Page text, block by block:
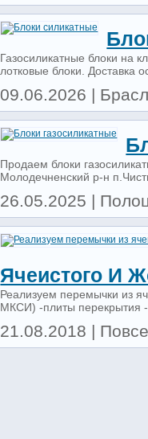
Газосиликатные блоки на
лотковые блоки. Доставка
09.06.2026 |
Продаем блоки
Молодечненский р-н
26.05.2025 |
Ячеистого И
Реализуем перемычки из
МКСИ) -плиты перекрытия -
21.08.2018 |